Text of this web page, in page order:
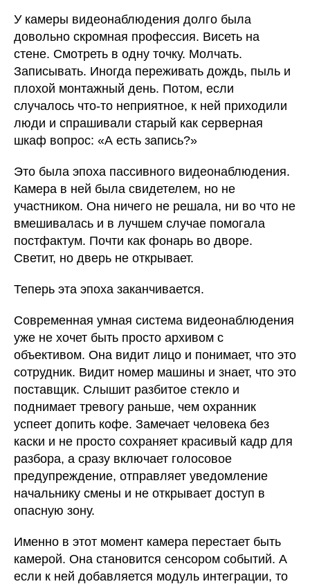
У камеры видеонаблюдения долго была
довольно скромная профессия. Висеть на
стене. Смотреть в одну точку. Молчать.
Записывать. Иногда переживать дождь, пыль и
плохой монтажный день. Потом, если
случалось что-то неприятное, к ней приходили
люди и спрашивали старый как серверная
шкаф вопрос: «А есть запись?»
Это была эпоха пассивного видеонаблюдения.
Камера в ней была свидетелем, но не
участником. Она ничего не решала, ни во что не
вмешивалась и в лучшем случае помогала
постфактум. Почти как фонарь во дворе.
Светит, но дверь не открывает.
Теперь эта эпоха заканчивается.
Современная умная система видеонаблюдения
уже не хочет быть просто архивом с
объективом. Она видит лицо и понимает, что это
сотрудник. Видит номер машины и знает, что это
поставщик. Слышит разбитое стекло и
поднимает тревогу раньше, чем охранник
успеет допить кофе. Замечает человека без
каски и не просто сохраняет красивый кадр для
разбора, а сразу включает голосовое
предупреждение, отправляет уведомление
начальнику смены и не открывает доступ в
опасную зону.
Именно в этот момент камера перестает быть
камерой. Она становится сенсором событий. А
если к ней добавляется модуль интеграции, то